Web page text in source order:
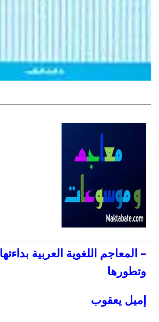
– المعاجم اللغوية العربية بداءتها
وتطورها
إميل يعقوب